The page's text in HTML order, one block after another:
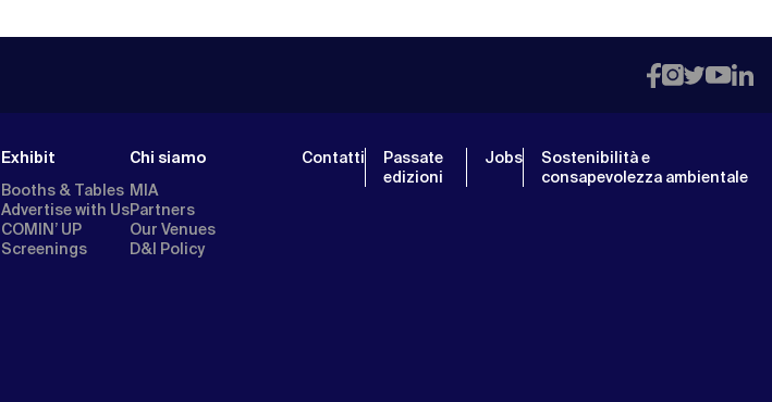
Exhibit
Booths & Tables
Advertise with Us
COMIN’ UP
Screenings
Chi siamo
MIA
Partners
Our Venues
D&I Policy
Contatti
Passate
edizioni
Jobs
Sostenibilità e
consapevolezza ambientale